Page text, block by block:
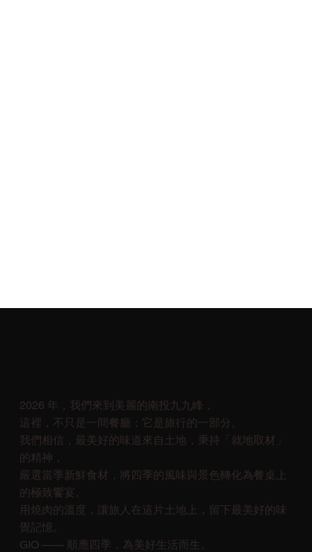
2026 年，我們來到美麗的南投九九峰，
這裡，不只是一間餐廳；它是旅行的一部分。
我們相信，最美好的味道來自土地，秉持「就地取材」
的精神，
嚴選當季新鮮食材，將四季的風味與景色轉化為餐桌上
的極致饗宴。
用燒肉的溫度，讓旅人在這片土地上，留下最美好的味
覺記憶。
GIO —— 順應四季，為美好生活而生。